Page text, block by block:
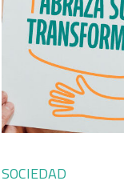
SOCIEDAD